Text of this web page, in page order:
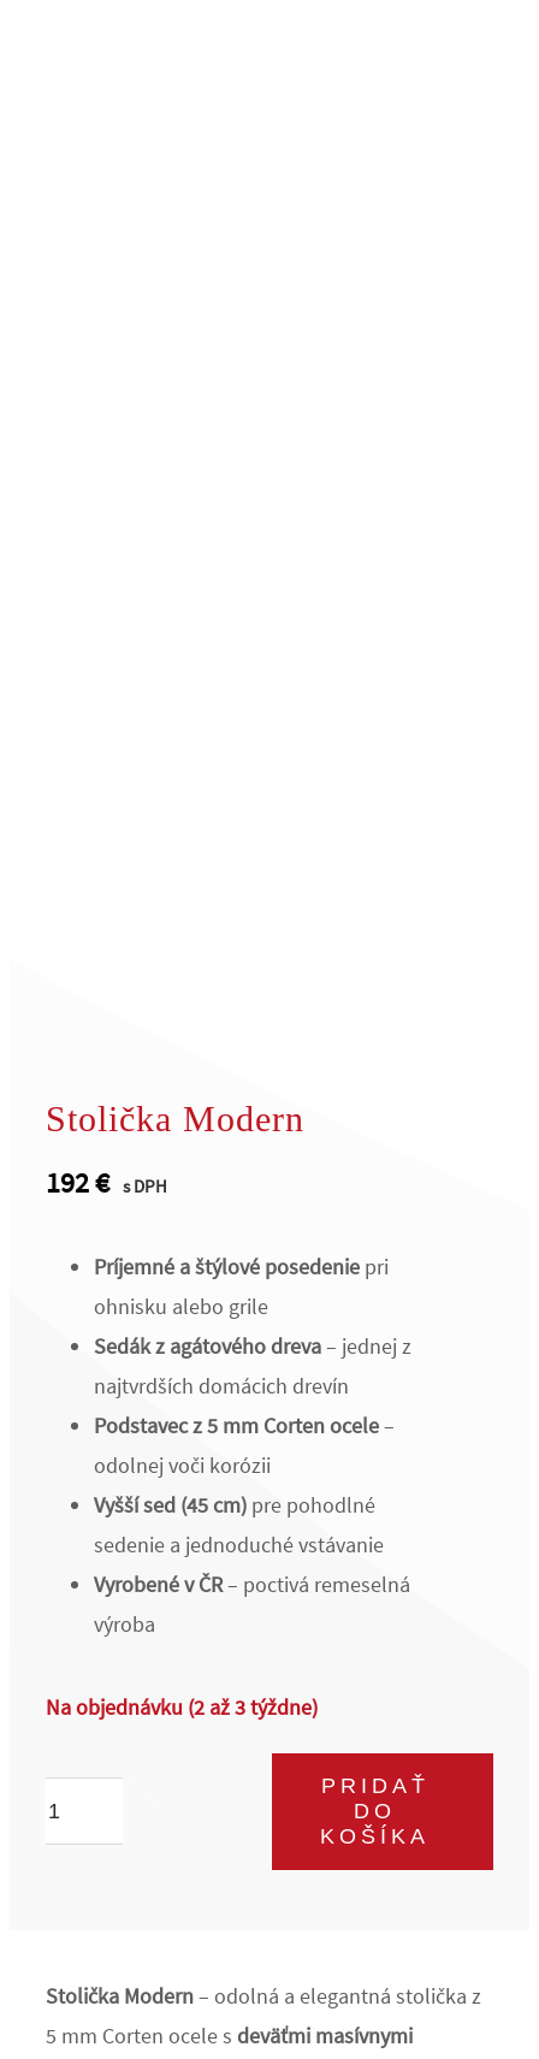
Stolička Modern
192€ s DPH
Príjemné a štýlové posedenie pri
ohnisku alebo grile
Sedák z agátového dreva– jednej z
najtvrdších domácich drevín
Podstavec z 5 mm Corten ocele–
odolnej voči korózii
Vyšší sed (45 cm) pre pohodlné
sedenie a jednoduché vstávanie
Vyrobené v ČR– poctivá remeselná
výroba
Na objednávku (2 až 3 týždne)
PRIDAŤ
DO
KOŠÍKA
Stolička Modern– odolná a elegantná stolička z
5 mm Corten ocele s deväťmi masívnymi